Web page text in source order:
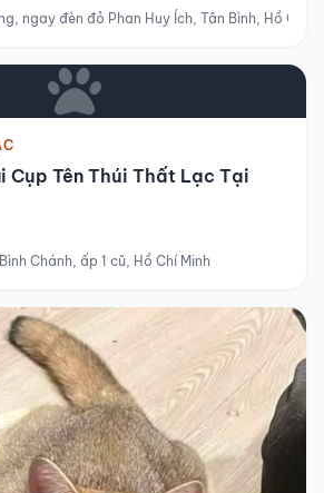
ngay đèn đỏ Phan Huy Ích, Tân Bình, Hồ Chí
Cụp Tên Thúi Thất Lạc Tại
Chánh, ấp 1 cũ, Hồ Chí Minh